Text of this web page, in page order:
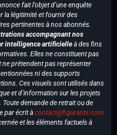
fait l’objet d’une enquête
la légitimité et fournir des
pertinentes à nos abonnés.
accompagnant nos
intelligence artificielleà des fins
Elles ne constituent pas
prétendent pas représenter
ni des supports
Ces visuels sont utilisés dans
et d’information sur les projets
demande de retrait ou de
par écrit àcontact@figurants.com
et les éléments factuels à